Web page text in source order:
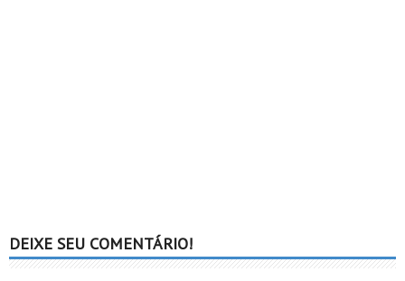
DEIXE SEU COMENTÁRIO!